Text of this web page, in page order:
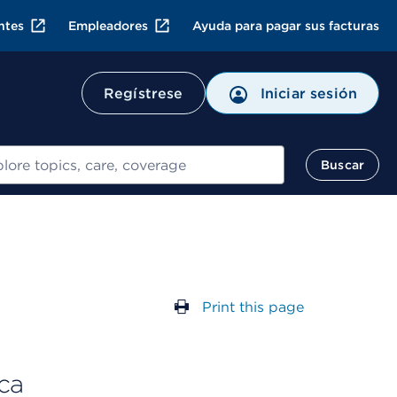
Empleadores Ayuda para pagar sus facturas
Regístrese Iniciar sesión
Buscar
Print this page